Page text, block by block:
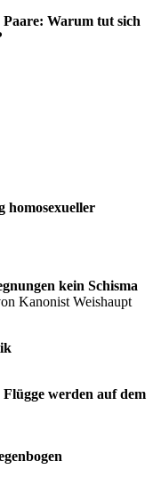
Paare: Warum tut sich
homosexueller
kein Schisma
Kanonist Weishaupt
werden auf dem